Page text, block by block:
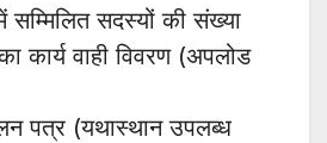
सदस्यों की संख्या
कार्य वाही विवरण (अपलोड
पत्र (यथास्थान उपलब्ध